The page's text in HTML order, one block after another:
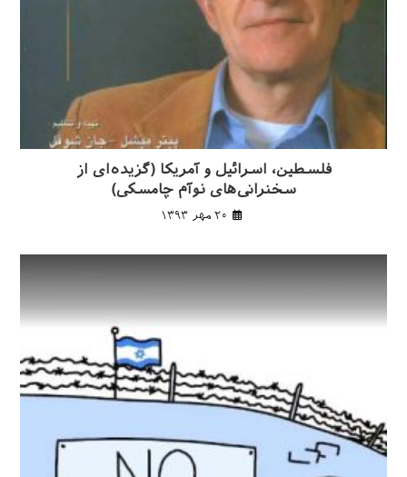
فلسطین، اسرائیل و آمریکا (گزیده‌ای از
سخنرانی‌های نوآم چامسکی)
۲۰ مهر ۱۳۹۳